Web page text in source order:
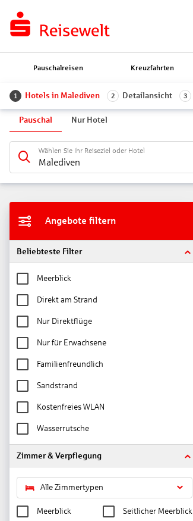
Pauschalreisen Kreuzfahrten
1 Hotels in Malediven 2 Detailansicht 3
Pauschal Nur Hotel
Wählen Sie Ihr Reiseziel oder Hotel
Malediven
Angebote filtern
Beliebteste Filter
Meerblick
Direkt am Strand
Nur Direktflüge
Nur für Erwachsene
Familienfreundlich
Sandstrand
Kostenfreies WLAN
Wasserrutsche
Zimmer & Verpflegung
Alle Zimmertypen
Meerblick Seitlicher Meerblick